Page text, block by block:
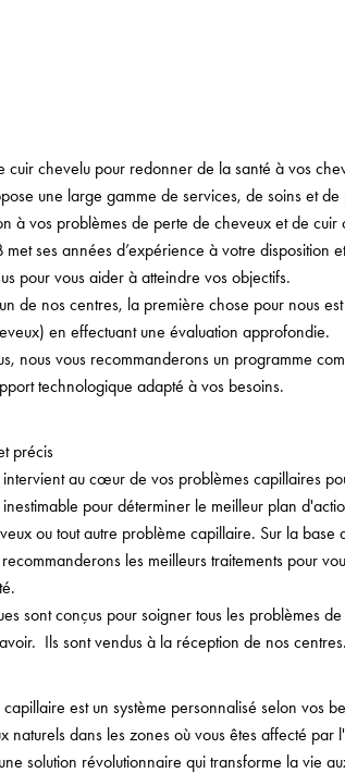
cuir chevelu pour redonner de la santé à vos
une large gamme de services, de soins et de
à vos problèmes de perte de cheveux et de cuir
met ses années d’expérience à votre disposition
pour vous aider à atteindre vos objectifs.
de nos centres, la première chose pour nous
en effectuant une évaluation approfondie.
nous vous recommanderons un programme
technologique adapté à vos besoins.
précis
intervient au cœur de vos problèmes capillaires
pour déterminer le meilleur plan
ou tout autre problème capillaire. Sur la base
les meilleurs traitements pour
sont conçus pour soigner tous les problèmes
Ils sont vendus à la réception de nos centres.
est un système personnalisé selon vos
naturels dans les zones où vous êtes affecté par
solution révolutionnaire qui transforme la vie